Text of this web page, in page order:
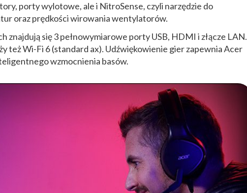
porty wylotowe, ale i NitroSense, czyli narzędzie do
oraz prędkości wirowania wentylatorów.
znajdują się 3 pełnowymiarowe porty USB, HDMI i złącze LAN.
też Wi-Fi 6 (standard ax). Udźwiękowienie gier zapewnia Acer
wzmocnienia basów.